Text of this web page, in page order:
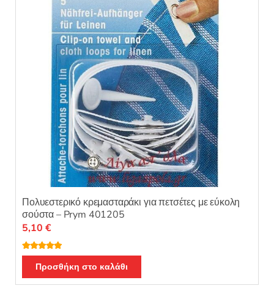
Πολυεστερικό κρεμασταράκι για πετσέτες με εύκολη
σούστα – Prym 401205
Βαθμολογή
θηκε με 5.00
από 5
5,10 €
Προσθήκη στο καλάθι